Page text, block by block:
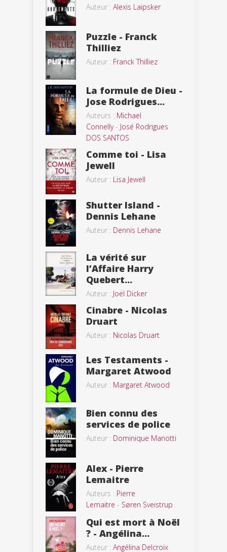
Auteur : Alexis Laipsker
Puzzle - Franck
Thilliez
Auteur : Franck Thilliez
La formule de Dieu -
Jose Rodrigues...
Auteurs : Michael
Connelly- José Rodrigues
DOS SANTOS
Comme toi - Lisa
Jewell
Auteur : Lisa Jewell
Shutter Island -
Dennis Lehane
Auteur : Dennis Lehane
La vérité sur
l’Affaire Harry
Quebert...
Auteur : Joël Dicker
Cinabre - Nicolas
Druart
Auteur : Nicolas Druart
Les Testaments -
Margaret Atwood
Auteur : Margaret Atwood
Bien connu des
services de police
Auteur : Dominique Manotti
Alex - Pierre
Lemaitre
Auteurs : Pierre
Lemaitre - Søren Sveistrup
Qui est mort à Noël
? - Angélina...
Auteur : Angélina Delcroix